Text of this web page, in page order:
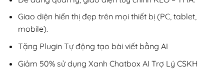
Giao diện hiển thị đẹp trên mọi thiết bị (PC, tablet,
mobile).
Tặng Plugin Tự động tạo bài viết bằng AI
Giảm 50% sử dụng Xanh Chatbox AI Trợ Lý CSKH